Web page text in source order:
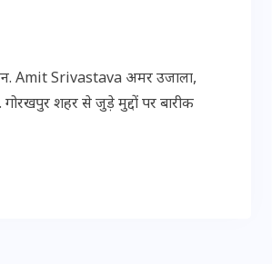
Amit Srivastava अमर उजाला,
शहर से जुड़े मुद्दों पर बारीक
का राशिफल: जानिए